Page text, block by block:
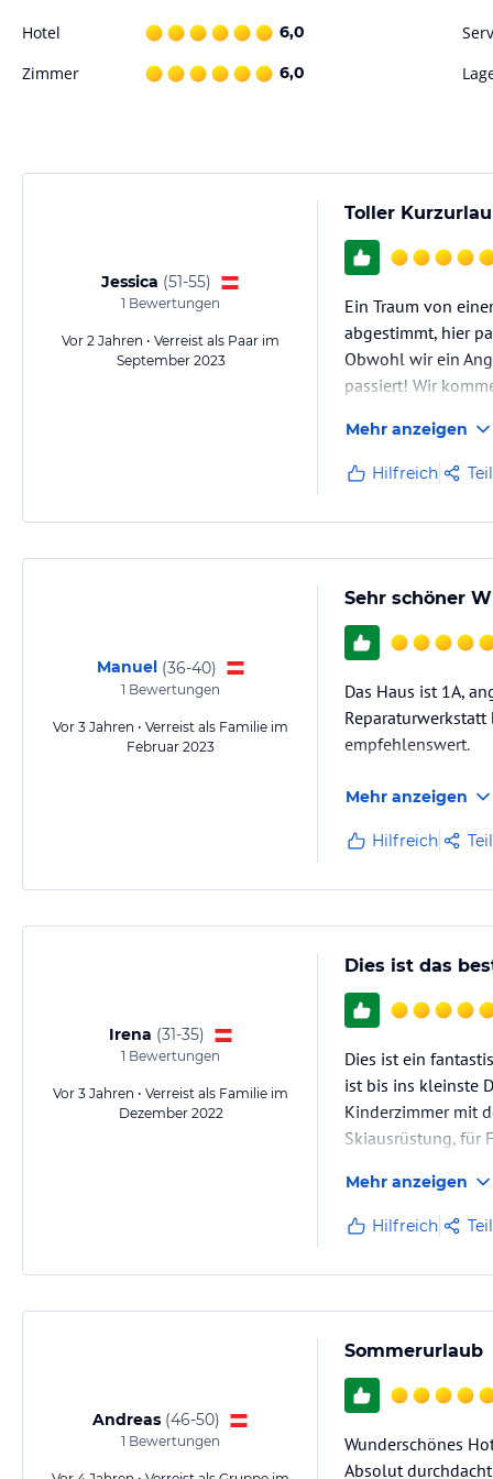
Hotel 6,0
Zimmer 6,0
Jessica (51-55)
1 Bewertungen
Vor 2 Jahren • Verreist als Paar im
September 2023
Toller
Ein Traum von
abgestimmt, hier
Obwohl wir ein
passiert! Wir
Mehr anzeigen
Hilfreich
Manuel (36-40)
1 Bewertungen
Vor 3 Jahren • Verreist als Familie im
Februar 2023
Sehr schöner
Das Haus ist 1A,
Reparaturwerkstatt
empfehlenswert.
Mehr anzeigen
Hilfreich
Irena (31-35)
1 Bewertungen
Vor 3 Jahren • Verreist als Familie im
Dezember 2022
Dies ist das
Dies ist ein
ist bis ins kleinste
Kinderzimmer mit
Skiausrüstung, für
Mehr anzeigen
Hilfreich
Andreas (46-50)
1 Bewertungen
Sommerurlaub
Wunderschönes
Absolut